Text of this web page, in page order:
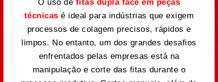
O uso de fitas dupla face em peças
técnicas é ideal para indústrias que exigem
processos de colagem precisos, rápidos e
limpos. No entanto, um dos grandes desafios
enfrentados pelas empresas está na
manipulação e corte das fitas durante o